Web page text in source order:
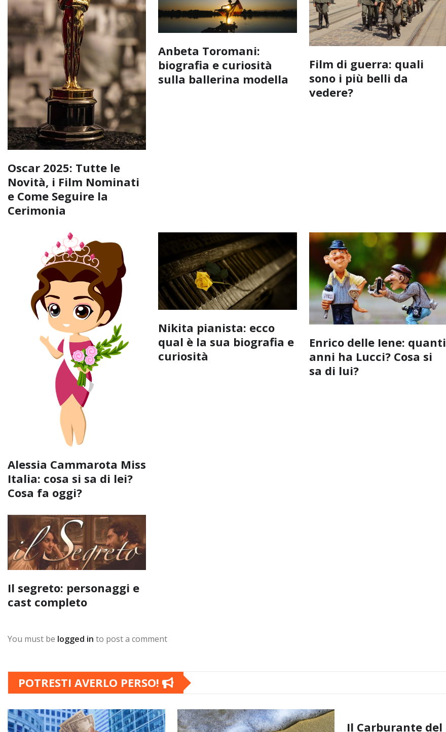
Oscar 2025: Tutte le
Novità, i Film Nominati
e Come Seguire la
Cerimonia
Anbeta Toromani:
biografia e curiosità
sulla ballerina modella
Film di guerra: quali
sono i più belli da
vedere?
Alessia Cammarota Miss
Italia: cosa si sa di lei?
Cosa fa oggi?
Nikita pianista: ecco
qual è la sua biografia e
curiosità
Enrico delle Iene: quanti
anni ha Lucci? Cosa si
sa di lui?
Il segreto: personaggi e
cast completo
You must be logged in to post a comment
POTRESTI AVERLO PERSO!
Il Carburante del